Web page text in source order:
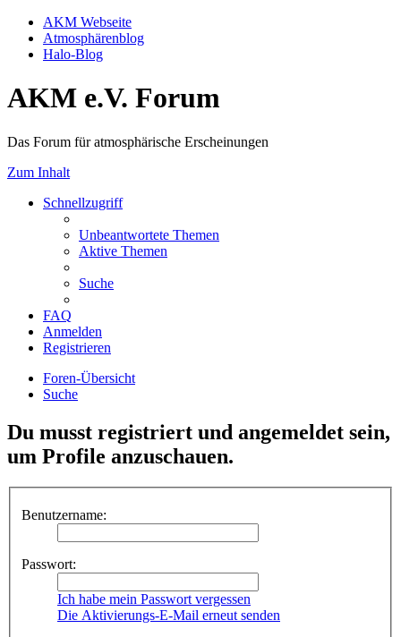
AKM Webseite
Atmosphärenblog
Halo-Blog
AKM e.V. Forum
Das Forum für atmosphärische Erscheinungen
Zum Inhalt
Schnellzugriff
Unbeantwortete Themen
Aktive Themen
Suche
FAQ
Anmelden
Registrieren
Foren-Übersicht
Suche
Du musst registriert und angemeldet sein,
um Profile anzuschauen.
Benutzername:
Passwort:
Ich habe mein Passwort vergessen
Die Aktivierungs-E-Mail erneut senden